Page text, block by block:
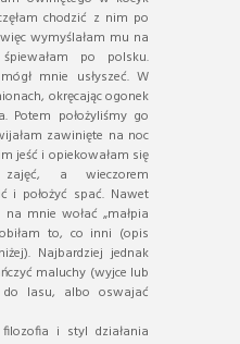
chodzić z nim po
wymyślałam mu na
po polsku.
mnie usłyszeć. W
okręcając ogonek
Potem położyliśmy go
zawinięte na noc
jeść i opiekowałam się
a wieczorem
i położyć spać. Nawet
mnie wołać „małpia
to, co inni (opis
Najbardziej jednak
maluchy (wyjce lub
lasu, albo oswajać
i styl działania